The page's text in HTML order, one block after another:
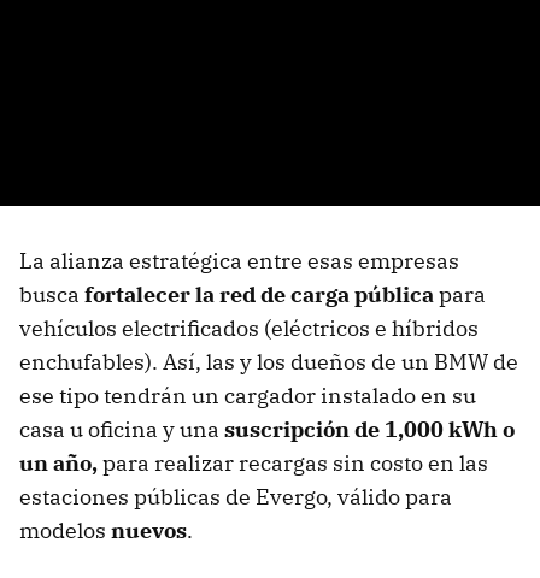
La alianza estratégica entre esas empresas
busca fortalecer la red de carga públicapara
vehículos electrificados (eléctricos e híbridos
enchufables). Así, las y los dueños de un BMW de
ese tipo tendrán un cargador instalado en su
casa u oficina y una suscripción de 1,000 kWh o
un año,para realizar recargas sin costo en las
estaciones públicas de Evergo, válido para
modelos nuevos.